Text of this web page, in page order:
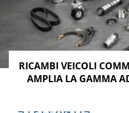
RICAMBI VEICOLI
AMPLIA LA GAMMA